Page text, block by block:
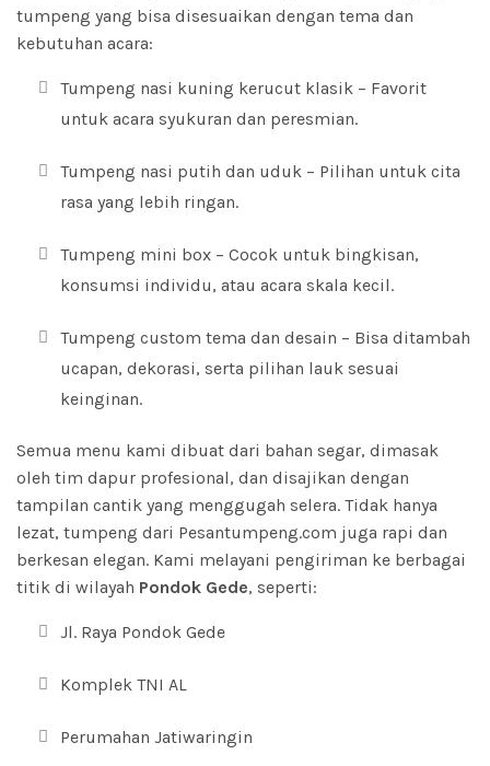
tumpeng yang bisa disesuaikan dengan tema dan
kebutuhan acara:
Tumpeng nasi kuning kerucut klasik – Favorit
untuk acara syukuran dan peresmian.
Tumpeng nasi putih dan uduk – Pilihan untuk cita
rasa yang lebih ringan.
Tumpeng mini box – Cocok untuk bingkisan,
konsumsi individu, atau acara skala kecil.
Tumpeng custom tema dan desain – Bisa ditambah
ucapan, dekorasi, serta pilihan lauk sesuai
keinginan.
Semua menu kami dibuat dari bahan segar, dimasak
oleh tim dapur profesional, dan disajikan dengan
tampilan cantik yang menggugah selera. Tidak hanya
lezat, tumpeng dari Pesantumpeng.com juga rapi dan
berkesan elegan. Kami melayani pengiriman ke berbagai
titik di wilayah Pondok Gede, seperti:
Jl. Raya Pondok Gede
Komplek TNI AL
Perumahan Jatiwaringin